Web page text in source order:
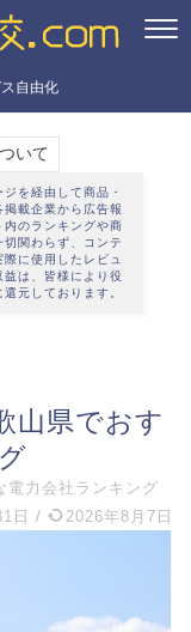
自由化
いて
を経由して商品・
載企業から広告報
のランキングや商
関わらず、 コンテ
に使用したレビュ
は、皆様により役
元しております。
山県でおす
電力会社ランキング
日
/ 2026年8月7日